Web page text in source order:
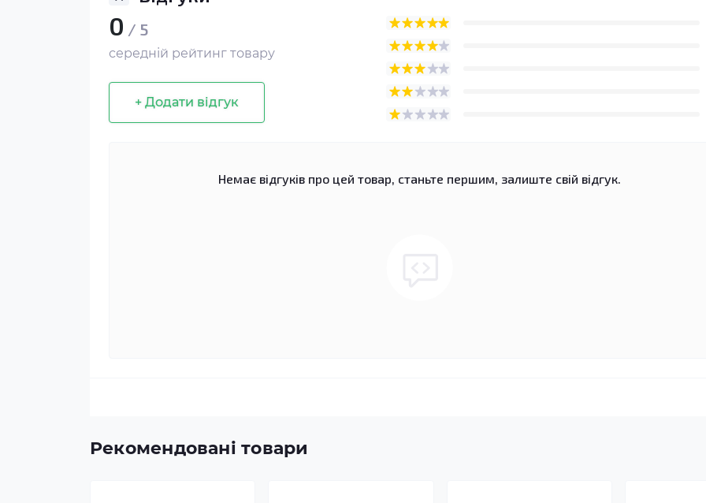
0 / 5
середній рейтинг товару
+ Додати відгук
Немає відгуків про цей товар, станьте першим, залиште свій відгук.
Рекомендовані товари